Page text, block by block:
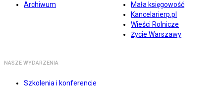
Archiwum
Mała księgowość
Kancelarierp.pl
Wieści Rolnicze
Życie Warszawy
NASZE WYDARZENIA
Szkolenia i konferencje